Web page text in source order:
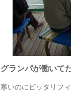
グランパが働いて
寒いのにピッタリフ